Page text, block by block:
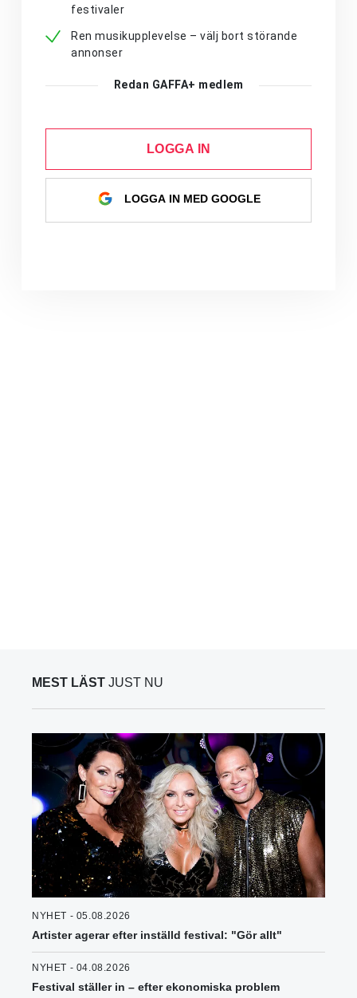
festivaler
Ren musikupplevelse – välj bort störande
annonser
Redan GAFFA+ medlem
LOGGA IN
LOGGA IN MED GOOGLE
MEST LÄST JUST NU
NYHET - 05.08.2026
Artister agerar efter inställd festival: "Gör allt"
NYHET - 04.08.2026
Festival ställer in – efter ekonomiska problem